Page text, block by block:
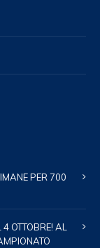
PER 700
OTTOBRE! AL